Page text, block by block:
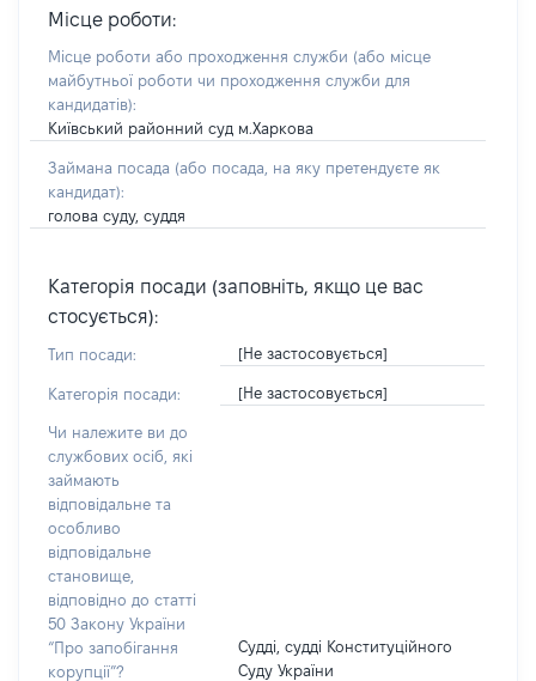
Місце роботи:
Місце роботи або проходження служби (або місце
майбутньої роботи чи проходження служби для
кандидатів):
Київський районний суд м.Харкова
Займана посада (або посада, на яку претендуєте як
кандидат):
голова суду, суддя
Категорія посади (заповніть, якщо це вас
стосується):
Тип посади: [Не застосовується]
Категорія посади: [Не застосовується]
Чи належите ви до
службових осіб, які
займають
відповідальне та
особливо
відповідальне
становище,
відповідно до статті
50 Закону України
“Про запобігання
корупції”?
Судді, судді Конституційного
Суду України